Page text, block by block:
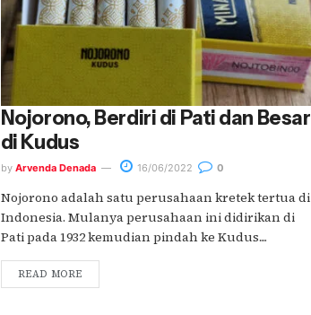
Nojorono, Berdiri di Pati dan Besar
di Kudus
by Arvenda Denada 16/06/2022 0
Nojorono adalah satu perusahaan kretek tertua di
Indonesia. Mulanya perusahaan ini didirikan di
Pati pada 1932 kemudian pindah ke Kudus....
READ MORE